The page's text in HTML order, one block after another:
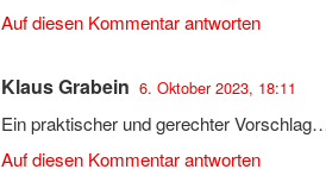
Auf diesen Kommentar antworten
Klaus Grabein 6. Oktober 2023, 18:11
Ein praktischer und gerechter
Auf diesen Kommentar antworten